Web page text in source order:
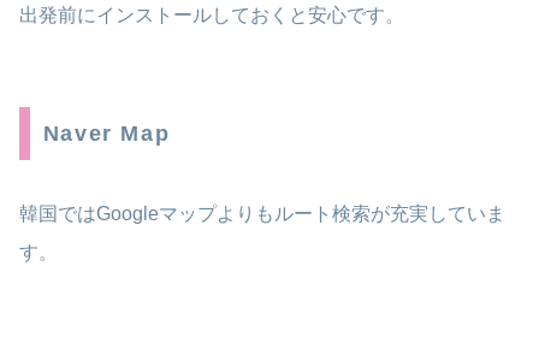
出発前にインストールしておくと安心です。
Naver Map
韓国ではGoogleマップよりもルート検索が充実していま
す。